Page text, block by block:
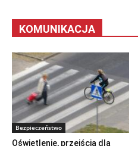
KOMUNIKACJA
Bezpieczeństwo
Oświetlenie, przejścia dla